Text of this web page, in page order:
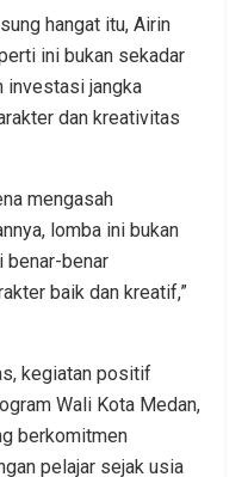
hangat itu, Airin
ini bukan sekadar
investasi jangka
dan kreativitas
mengasah
lomba ini bukan
benar-benar
baik dan kreatif,”
kegiatan positif
Wali Kota Medan,
berkomitmen
pelajar sejak usia